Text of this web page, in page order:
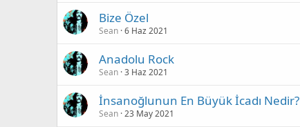
Bize Özel
Sean 6 Haz 2021
Anadolu Rock
Sean 3 Haz 2021
İnsanoğlunun En Büyük İcadı Nedir?
Sean 23 May 2021